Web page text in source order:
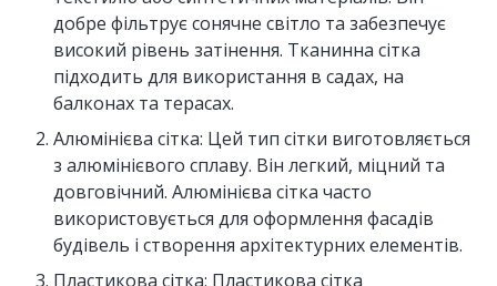
добре фільтрує сонячне світло та забезпечує
високий рівень затінення. Тканинна сітка
підходить для використання в садах, на
балконах та терасах.
Алюмінієва сітка: Цей тип сітки виготовляється
з алюмінієвого сплаву. Він легкий, міцний та
довговічний. Алюмінієва сітка часто
використовується для оформлення фасадів
будівель і створення архітектурних елементів.
Пластикова сітка: Пластикова сітка